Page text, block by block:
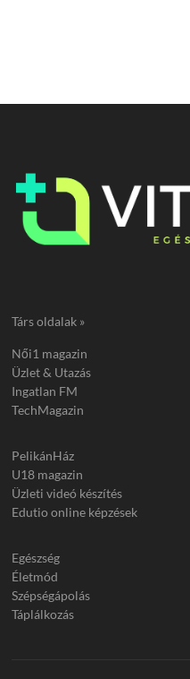
Társ oldalak »
Női1 magazin
Üzlet & Utazás
Ingatlan FM
TechMagazin
PelikánHáz
U18 magazin
Üzleti videó készítés
Edutio online képzések
Egészség
Életmód
Szépségápolás
Táplálkozás